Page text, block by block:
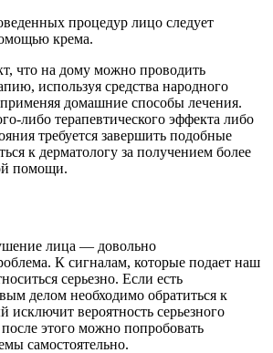
процедур лицо следует
крема.
что на дому можно проводить
используя средства народного
домашние способы лечения.
либо терапевтического эффекта либо
требуется завершить подобные
к дерматологу за получением более
помощи.
лица — довольно
К сигналам, которые подает наш
серьезно. Если есть
делом необходимо обратиться к
исключит вероятность серьезного
этого можно попробовать
самостоятельно.